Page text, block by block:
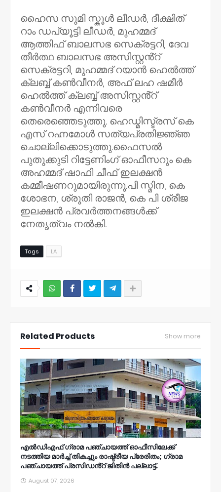
ഹൈസ സുമി സ്കൂൾ ലീഡർ, ദീക്ഷിത്
റാം ഡപ്യൂട്ടി ലീഡർ, മുഹമ്മദ്
ആത്തിഫ് ബാലസഭ സെക്രട്ടറി, ദേവ
തീർത്ഥ ബാലസഭ അസിസ്റ്റൻ്റ്
സെക്രട്ടറി, മുഹമ്മദ് റയാൻ ഹെൽത്ത്
ക്ലബ്ബ് കൺവീനർ, അഫ് ലഹ ഷമീർ
ഹെൽത്ത് ക്ലബ്ബ് അസിസ്റ്റൻ്റ്
കൺവീനർ എന്നിവരെ
തെരെഞ്ഞെടുത്തു. ഹെഡ്മിസ്ട്രസ് കെ
എസ് റഹ്നമോൾ സത്യപ്രതിജ്ഞ്ഞ
ചൊല്ലിക്കൊടുത്തു.ഫൈസൽ
പുതുക്കുടി റിട്ടേണിംഗ് ഓഫീസറും കെ
അഹമ്മദ് ഷാഫി ചീഫ് ഇലക്ഷൻ
കമ്മീഷണറുമായിരുന്നു.പി സ്മിന, കെ
ശോഭന, ശ്രുതി രാജൻ, കെ പി ശ്രീജ
ഇലക്ഷൻ പ്രവർത്തനങ്ങൾക്ക്
നേതൃത്വം നൽകി.
Tags LA
Related Products Show more
എൽഡിഎഫ് ഗ്രാമ പഞ്ചായത്ത് ഓഫീസിലേക്ക്
നടത്തിയ മാർച്ച് തികച്ചും രാഷ്ട്രീയ പ്രേരിതം; ഗ്രാമ
പഞ്ചായത്ത് പ്രസിഡൻ്റ് ജിതിൻ പല്ലാട്ട്.
August 07, 2026